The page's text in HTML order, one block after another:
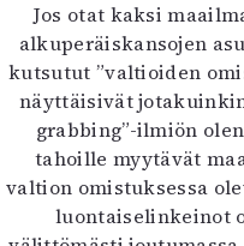
Tilaus
Jos otat kaksi
alkuperäiskansojen
kutsutut ”valtioiden
näyttäisivät
grabbing”-ilmiön
tahoille myytävät
valtion omistuksessa
luontaiselinkeinot